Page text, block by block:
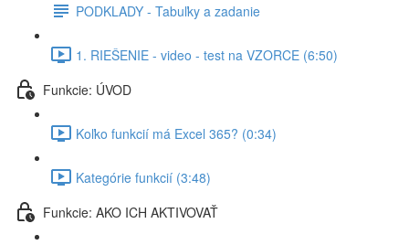
PODKLADY - Tabuľky a zadanie
1. RIEŠENIE - video - test na VZORCE (6:50)
Funkcie: ÚVOD
Koľko funkcií má Excel 365? (0:34)
Kategórie funkcií (3:48)
Funkcie: AKO ICH AKTIVOVAŤ